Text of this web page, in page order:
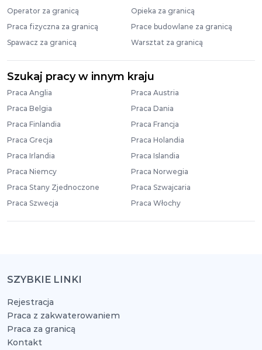
Operator za granicą
Opieka za granicą
Praca fizyczna za granicą
Prace budowlane za granicą
Spawacz za granicą
Warsztat za granicą
Szukaj pracy w innym kraju
Praca Anglia
Praca Austria
Praca Belgia
Praca Dania
Praca Finlandia
Praca Francja
Praca Grecja
Praca Holandia
Praca Irlandia
Praca Islandia
Praca Niemcy
Praca Norwegia
Praca Stany Zjednoczone
Praca Szwajcaria
Praca Szwecja
Praca Włochy
SZYBKIE LINKI
Rejestracja
Praca z zakwaterowaniem
Praca za granicą
Kontakt